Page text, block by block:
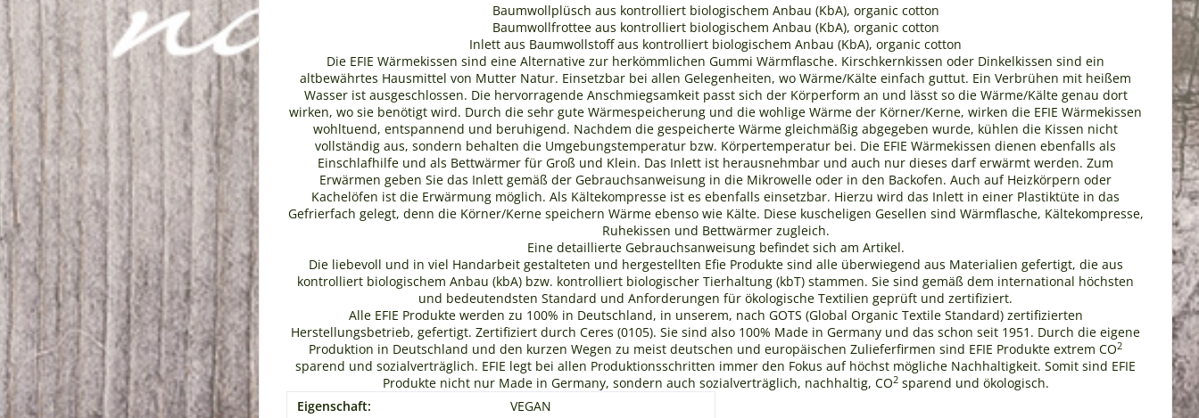
Baumwollplüsch aus kontrolliert biologischem Anbau (KbA), organic cotton
Baumwollfrottee aus kontrolliert biologischem Anbau (KbA), organic cotton
Inlett aus Baumwollstoff aus kontrolliert biologischem Anbau (KbA), organic cotton
Die EFIE Wärmekissen sind eine Alternative zur herkömmlichen Gummi Wärmflasche. Kirschkernkissen oder Dinkelkissen sind ein
altbewährtes Hausmittel von Mutter Natur. Einsetzbar bei allen Gelegenheiten, wo Wärme/Kälte einfach guttut. Ein Verbrühen mit heißem
Wasser ist ausgeschlossen. Die hervorragende Anschmiegsamkeit passt sich der Körperform an und lässt so die Wärme/Kälte genau dort
wirken, wo sie benötigt wird. Durch die sehr gute Wärmespeicherung und die wohlige Wärme der Körner/Kerne, wirken die EFIE Wärmekissen
wohltuend, entspannend und beruhigend. Nachdem die gespeicherte Wärme gleichmäßig abgegeben wurde, kühlen die Kissen nicht
vollständig aus, sondern behalten die Umgebungstemperatur bzw. Körpertemperatur bei. Die EFIE Wärmekissen dienen ebenfalls als
Einschlafhilfe und als Bettwärmer für Groß und Klein. Das Inlett ist herausnehmbar und auch nur dieses darf erwärmt werden. Zum
Erwärmen geben Sie das Inlett gemäß der Gebrauchsanweisung in die Mikrowelle oder in den Backofen. Auch auf Heizkörpern oder
Kachelöfen ist die Erwärmung möglich. Als Kältekompresse ist es ebenfalls einsetzbar. Hierzu wird das Inlett in einer Plastiktüte in das
Gefrierfach gelegt, denn die Körner/Kerne speichern Wärme ebenso wie Kälte. Diese kuscheligen Gesellen sind Wärmflasche, Kältekompresse,
Ruhekissen und Bettwärmer zugleich.
Eine detaillierte Gebrauchsanweisung befindet sich am Artikel.
Die liebevoll und in viel Handarbeit gestalteten und hergestellten Efie Produkte sind alle überwiegend aus Materialien gefertigt, die aus
kontrolliert biologischem Anbau (kbA) bzw. kontrolliert biologischer Tierhaltung (kbT) stammen. Sie sind gemäß dem international höchsten
und bedeutendsten Standard und Anforderungen für ökologische Textilien geprüft und zertifiziert.
Alle EFIE Produkte werden zu 100% in Deutschland, in unserem, nach GOTS (Global Organic Textile Standard) zertifizierten
Herstellungsbetrieb, gefertigt. Zertifiziert durch Ceres (0105). Sie sind also 100% Made in Germany und das schon seit 1951. Durch die eigene
Produktion in Deutschland und den kurzen Wegen zu meist deutschen und europäischen Zulieferfirmen sind EFIE Produkte extrem CO2
sparend und sozialverträglich. EFIE legt bei allen Produktionsschritten immer den Fokus auf höchst mögliche Nachhaltigkeit. Somit sind EFIE
Produkte nicht nur Made in Germany, sondern auch sozialverträglich, nachhaltig, CO2sparend und ökologisch.
Eigenschaft:
VEGAN